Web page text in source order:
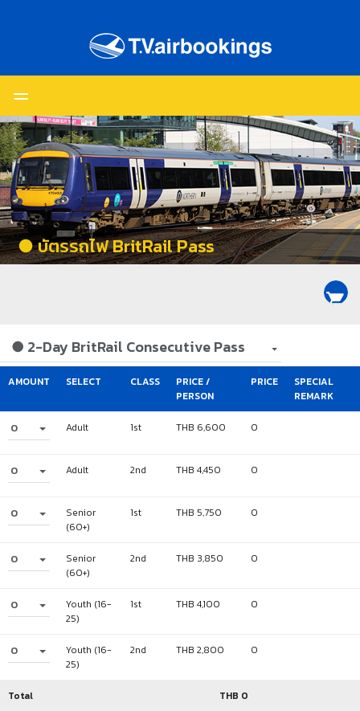
● บัตรรถไฟ BritRail Pass
shopping_cart
● 2-Day BritRail Consecutive Pass
AMOUNT SELECT CLASS
PRICE /
PERSON
PRICE
SPECIAL
REMARK
0 Adult 1st THB 6,600 0
0 Adult 2nd THB 4,450 0
0
Senior
(60+)
1st THB 5,750 0
0
Senior
(60+)
2nd THB 3,850 0
0
Youth (16-
25)
1st THB 4,100 0
0
Youth (16-
25)
2nd THB 2,800 0
Total THB 0